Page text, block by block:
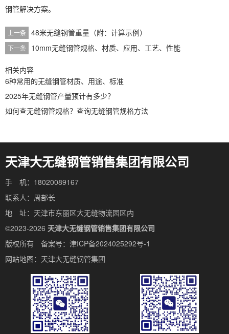
钢管解决方案。
上一条 48米无缝钢管重量（附：计算示例）
下一条 10mm无缝钢管规格、材质、应用、工艺、性能
相关内容
6种常用的无缝钢管材质、用途、标准
2025年无缝钢管产量预计有多少？
如何查无缝钢管规格？查询无缝钢管规格方法
天津大无缝钢管销售集团有限公司
手 机：18020089167
联系人：周部长
地 址：天津市东丽区大无缝物流园区内
©2023-2026 天津大无缝钢管销售集团有限公司
版权所有 备案号： 津ICP备2024025292号-1
网站地图： 天津大无缝钢管集团